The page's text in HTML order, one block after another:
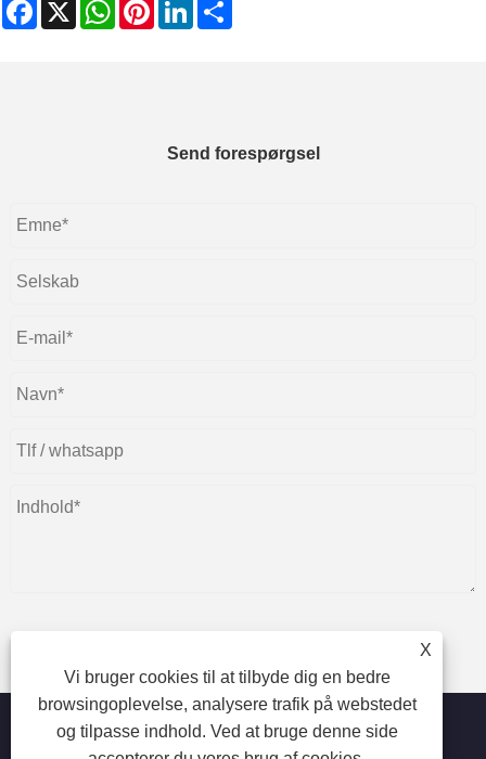
Send forespørgsel
X
Vi bruger cookies til at tilbyde dig en bedre
browsingoplevelse, analysere trafik på webstedet
og tilpasse indhold. Ved at bruge denne side